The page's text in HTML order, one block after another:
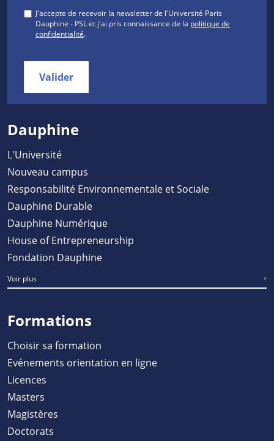
J'accepte de recevoir la newsletter de l'Université Paris
Dauphine - PSL et j'ai pris connaissance de la politique de
confidentialité.
Valider
Dauphine
L'Université
Nouveau campus
Responsabilité Environnementale et Sociale
Dauphine Durable
Dauphine Numérique
House of Entrepreneurship
Fondation Dauphine
Voir plus
Formations
Choisir sa formation
Evénements orientation en ligne
Licences
Masters
Magistères
Doctorats